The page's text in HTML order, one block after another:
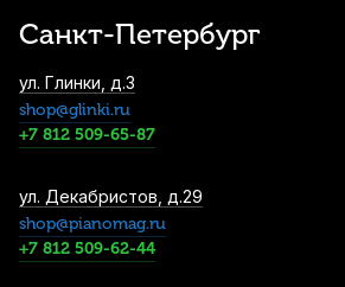
Санкт-Петербург
ул. Глинки, д.3
shop@glinki.ru
+7 812 509-65-87
ул. Декабристов, д.29
shop@pianomag.ru
+7 812 509-62-44